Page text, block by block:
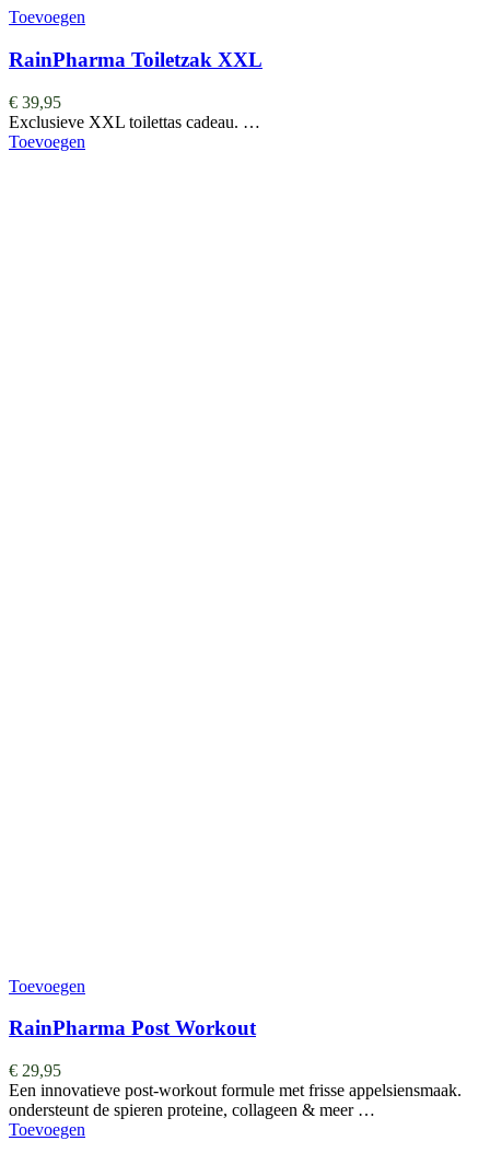
Toevoegen
RainPharma Toiletzak XXL
€ 39,95
Exclusieve XXL toilettas cadeau. …
Toevoegen
Toevoegen
RainPharma Post Workout
€ 29,95
Een innovatieve post-workout formule met frisse appelsiensmaak.
ondersteunt de spieren proteine, collageen & meer …
Toevoegen